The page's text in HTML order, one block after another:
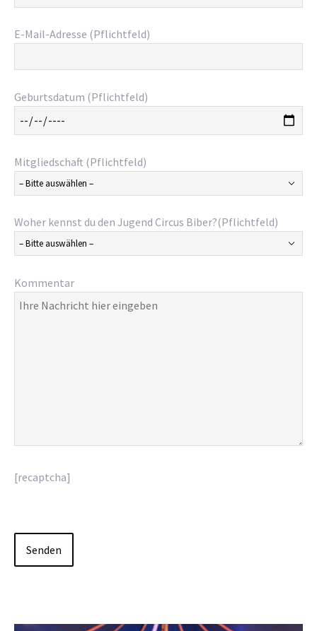
E-Mail-Adresse (Pflichtfeld)
Geburtsdatum (Pflichtfeld)
Mitgliedschaft (Pflichtfeld)
Woher kennst du den Jugend Circus Biber?(Pflichtfeld)
Kommentar
[recaptcha]